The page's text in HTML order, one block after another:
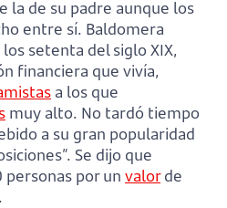
la de su padre aunque los
entre sí. Baldomera
setenta del siglo XIX,
financiera que vivía,
a los que
muy alto. No tardó tiempo
a su gran popularidad
Se dijo que
por un valorde